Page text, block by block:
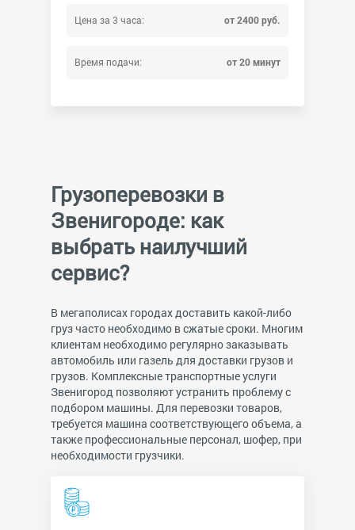
Цена за 3 часа: от 2400 руб.
Время подачи: от 20 минут
Грузоперевозки в
Звенигороде: как
выбрать наилучший
сервис?
В мегаполисах городах доставить какой-либо
груз часто необходимо в сжатые сроки. Многим
клиентам необходимо регулярно заказывать
автомобиль или газель для доставки грузов и
грузов. Комплексные транспортные услуги
Звенигород позволяют устранить проблему с
подбором машины. Для перевозки товаров,
требуется машина соответствующего объема, а
также профессиональные персонал, шофер, при
необходимости грузчики.